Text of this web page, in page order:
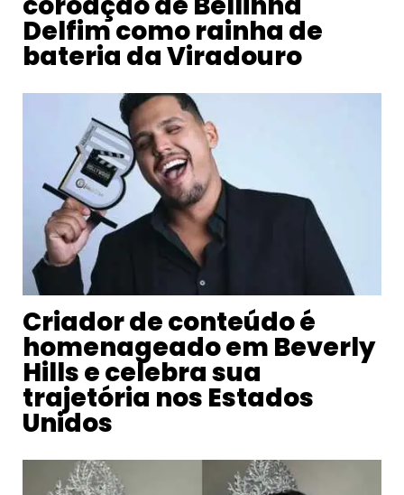
Delfim como rainha de
bateria da Viradouro
Criador de conteúdo é
homenageado em Beverly
Hills e celebra sua
trajetória nos Estados
Unidos